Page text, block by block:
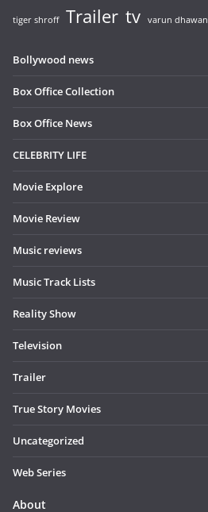
tiger shroff Trailer tv varun dhawan
Bollywood news
Box Office Collection
Box Office News
CELEBRITY LIFE
Movie Explore
Movie Review
Music reviews
Music Track Lists
Reality Show
Television
Trailer
True Story Movies
Uncategorized
Web Series
About